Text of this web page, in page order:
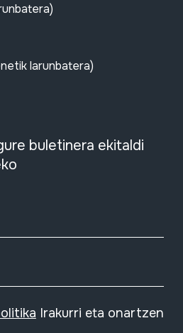
larunbatera)
buletinera ekitaldi
Irakurri eta onartzen